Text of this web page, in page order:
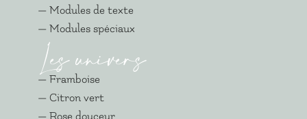
— Modules de texte
— Modules spéciaux
Les univers
— Framboise
— Citron vert
— Rose douceur